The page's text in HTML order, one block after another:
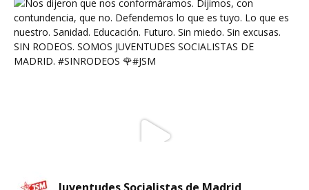
Juventudes Socialistas de Madrid